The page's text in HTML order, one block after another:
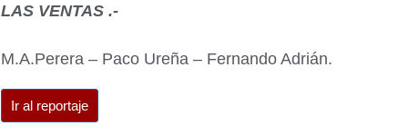
LAS VENTAS .-
M.A.Perera – Paco Ureña – Fernando Adrián.
Ir al reportaje